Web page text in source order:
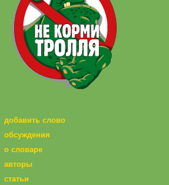
добавить слово
обсуждения
о словаре
авторы
статьи